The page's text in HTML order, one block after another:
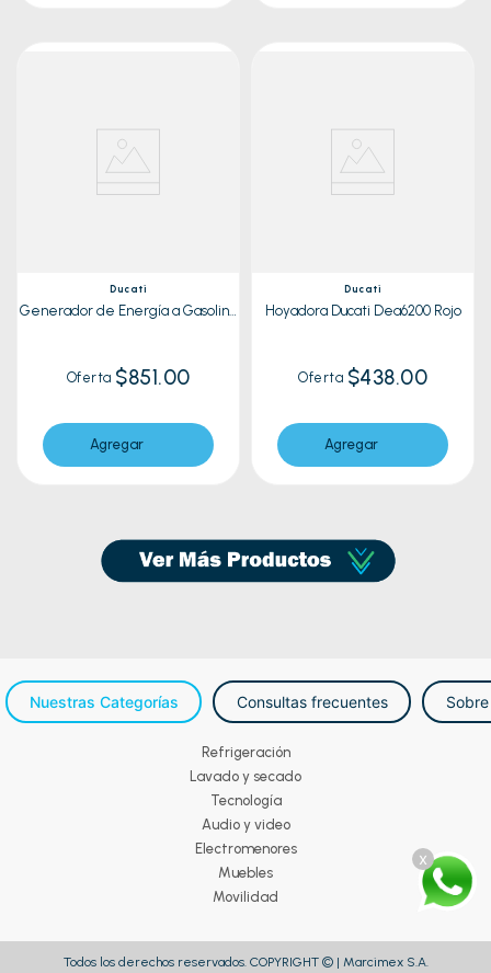
x
Ducati
Generador de Energía a Gasolina
Oferta $851.00
Agregar
Ducati
Hoyadora Ducati Dea6200 Rojo
Oferta $438.00
Agregar
Nuestras Categorías Consultas frecuentes
Refrigeración
Lavado y secado
Tecnología
Audio y video
Electromenores
Muebles
Movilidad
Todos los derechos reservados. COPYRIGHT © | Marcimex S.A.